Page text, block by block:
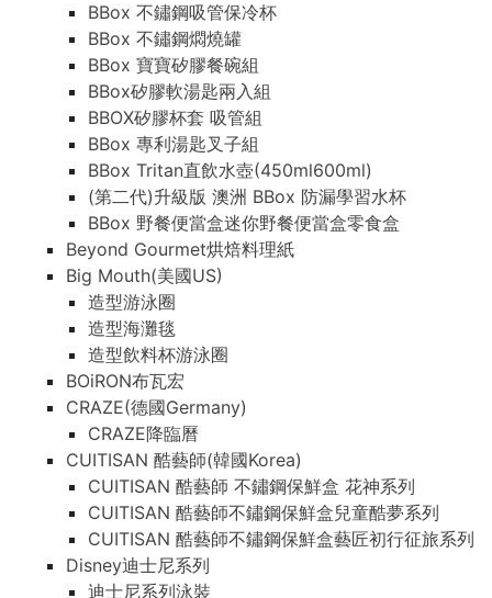
BBox 不鏽鋼吸管保冷杯
BBox 不鏽鋼燜燒罐
BBox 寶寶矽膠餐碗組
BBox矽膠軟湯匙兩入組
BBOX矽膠杯套 吸管組
BBox 專利湯匙叉子組
BBox Tritan直飲水壺(450ml600ml)
(第二代)升級版 澳洲 BBox 防漏學習水杯
BBox 野餐便當盒迷你野餐便當盒零食盒
Beyond Gourmet烘焙料理紙
Big Mouth(美國US)
造型游泳圈
造型海灘毯
造型飲料杯游泳圈
BOiRON布瓦宏
CRAZE(德國Germany)
CRAZE降臨曆
CUITISAN 酷藝師(韓國Korea)
CUITISAN 酷藝師 不鏽鋼保鮮盒 花神系列
CUITISAN 酷藝師不鏽鋼保鮮盒兒童酷夢系列
CUITISAN 酷藝師不鏽鋼保鮮盒藝匠初行征旅系列
Disney迪士尼系列
迪士尼系列泳裝